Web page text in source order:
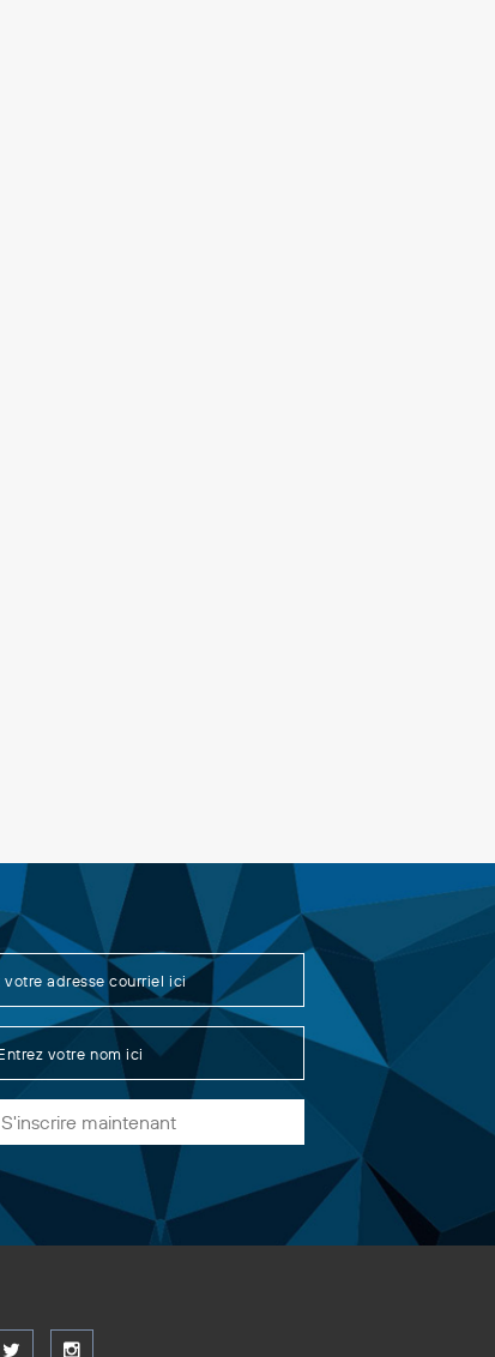
S'inscrire maintenant